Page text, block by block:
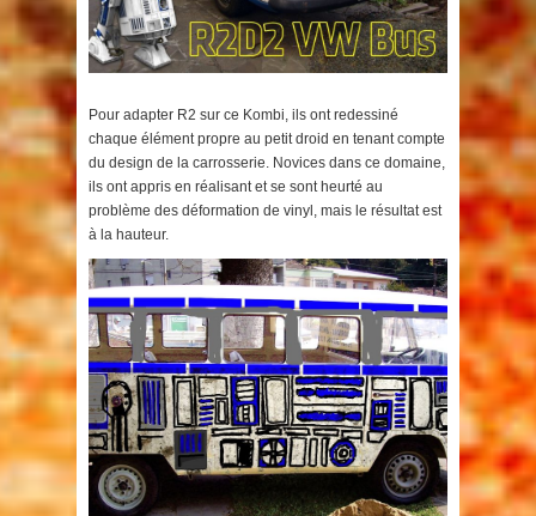
Pour adapter R2 sur ce Kombi, ils ont redessiné
chaque élément propre au petit droid en tenant compte
du design de la carrosserie. Novices dans ce domaine,
ils ont appris en réalisant et se sont heurté au
problème des déformation de vinyl, mais le résultat est
à la hauteur.